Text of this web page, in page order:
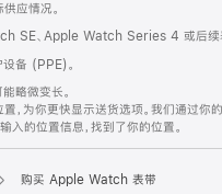
应情况。
SE、Apple Watch Series 4 或后续
备 (PPE)。
略微变长。
，为你更快显示送货选项。我们通过你
的位置信息，找到了你的位置。
购买 Apple Watch 表带